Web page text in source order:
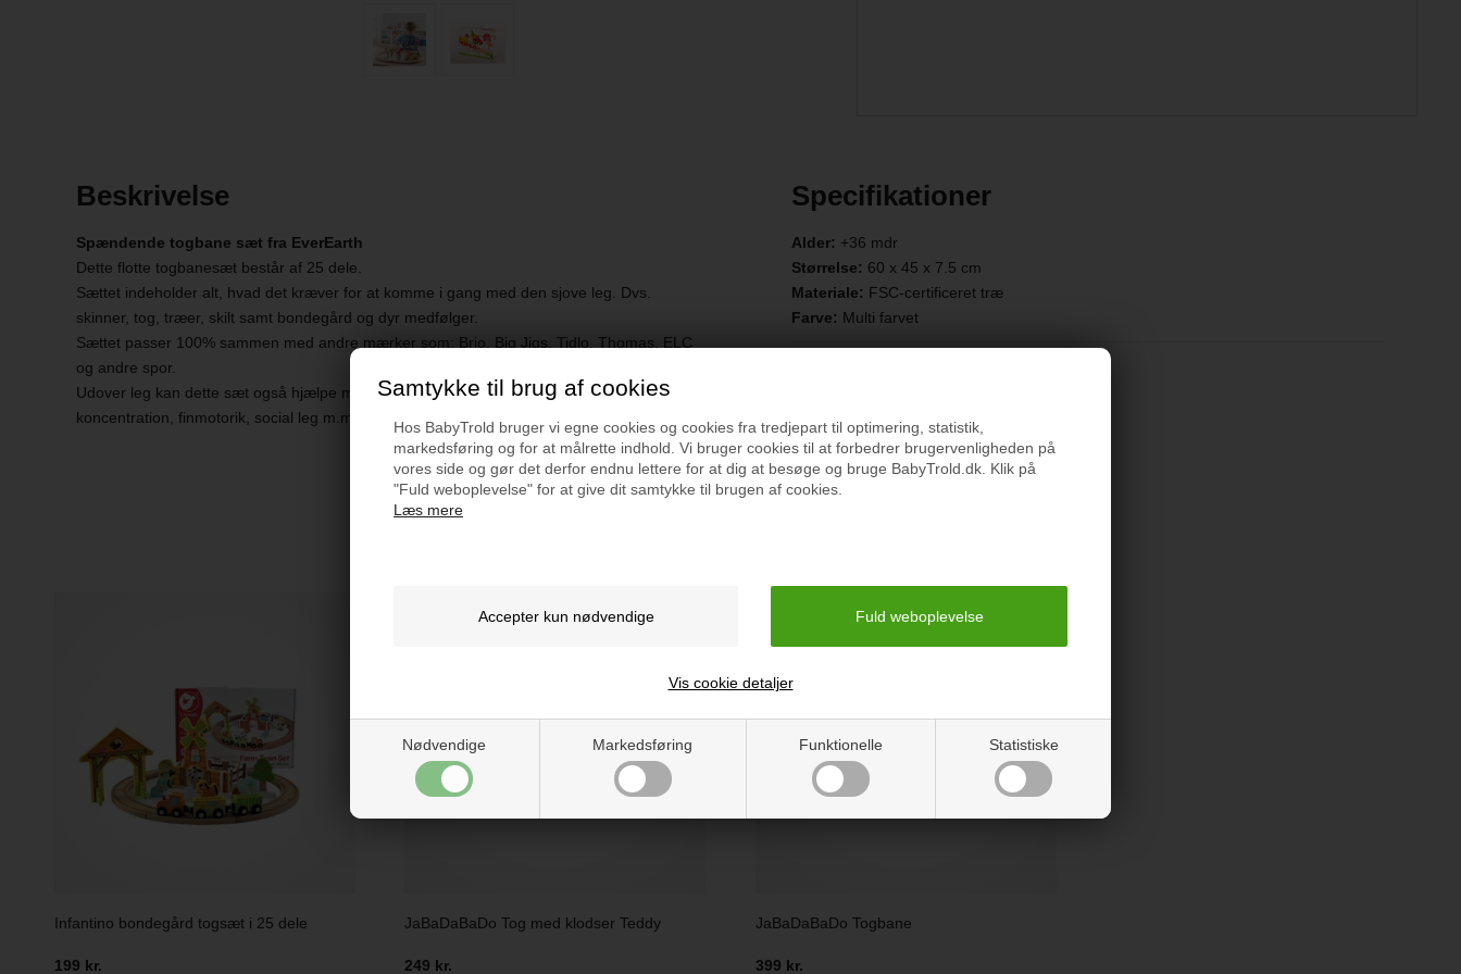
Samtykke til brug af cookies
Hos BabyTrold bruger vi egne cookies og cookies fra tredjepart til optimering, statistik,
markedsføring og for at målrette indhold. Vi bruger cookies til at forbedrer brugervenligheden på
vores side og gør det derfor endnu lettere for at dig at besøge og bruge BabyTrold.dk. Klik på
"Fuld weboplevelse" for at give dit samtykke til brugen af cookies.
Læs mere
Nødvendige Markedsføring Funktionelle Statistiske
Vis cookie detaljer
Beskrivelse
Spændende togbane sæt fra EverEarth
Dette flotte togbanesæt består af 25 dele.
Sættet indeholder alt, hvad det kræver for at komme i gang med den sjove leg. Dvs.
skinner, tog, træer, skilt samt bondegård og dyr medfølger.
Sættet passer 100% sammen med andre mærker som: Brio, Big Jigs, Tidlo, Thomas, ELC
og andre spor.
Udover leg kan dette sæt også hjælpe med at træne børns hånd-øje koordination,
koncentration, finmotorik, social leg m.m.
Specifikationer
Alder: +36 mdr
Størrelse: 60 x 45 x 7.5 cm
Materiale: FSC-certificeret træ
Farve: Multi farvet
Infantino bondegård togsæt i 25 dele
199 kr.
JaBaDaBaDo Tog med klodser Teddy
249 kr.
JaBaDaBaDo Togbane
399 kr.